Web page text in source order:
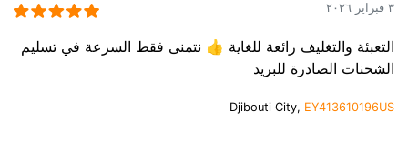
٣ فبراير ٢٠٢٦
التعبئة والتغليف رائعة للغاية 👍 نتمنى فقط السرعة في تسليم
الشحنات الصادرة للبريد
Djibouti City, EY413610196US